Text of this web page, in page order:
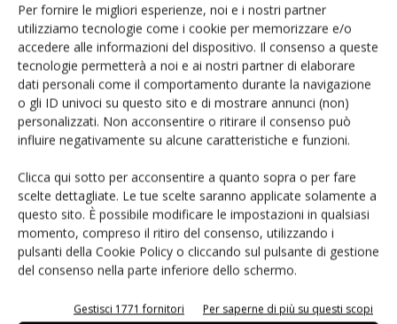
Per fornire le migliori esperienze, noi e i nostri partner
utilizziamo tecnologie come i cookie per memorizzare e/o
accedere alle informazioni del dispositivo. Il consenso a queste
tecnologie permetterà a noi e ai nostri partner di elaborare
dati personali come il comportamento durante la navigazione
o gli ID univoci su questo sito e di mostrare annunci (non)
personalizzati. Non acconsentire o ritirare il consenso può
influire negativamente su alcune caratteristiche e funzioni.
Clicca qui sotto per acconsentire a quanto sopra o per fare
scelte dettagliate. Le tue scelte saranno applicate solamente a
questo sito. È possibile modificare le impostazioni in qualsiasi
momento, compreso il ritiro del consenso, utilizzando i
pulsanti della Cookie Policy o cliccando sul pulsante di gestione
del consenso nella parte inferiore dello schermo.
Gestisci 1771 fornitori Per saperne di più su questi scopi
comunicazione comporta un aumento esponenziale delle
minacce informatiche. Si pensi ad esempio alle conseguenze
che potrebbe avere l'attacco di un hacker a una rete
distribuita di sensori antincendio. La sicurezza è un tema che
investe moltissimi aspetti, la tutela dei dati dell'utente, i
pericoli legati alla contraffazione, gli attacchi alla proprietà
intellettuale, solo per citarne alcuni. Un panorama che
suggerisce sempre maggiore attenzione alla valutazione del
rischio. Per questo, da tempo Avnet Memec ha individuato
una serie di soluzioni che mirano a garantire lo stesso livello
di sicurezza delle carte di credito riducendo al minimo
l'esposizione delle applicazioni più sensibili al rischio di copia
industriali. In sintesi, l’obiettivo é difendere il know-how alla